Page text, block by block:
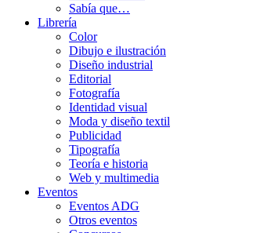
Sabía que…
Librería
Color
Dibujo e ilustración
Diseño industrial
Editorial
Fotografía
Identidad visual
Moda y diseño textil
Publicidad
Tipografía
Teoría e historia
Web y multimedia
Eventos
Eventos ADG
Otros eventos